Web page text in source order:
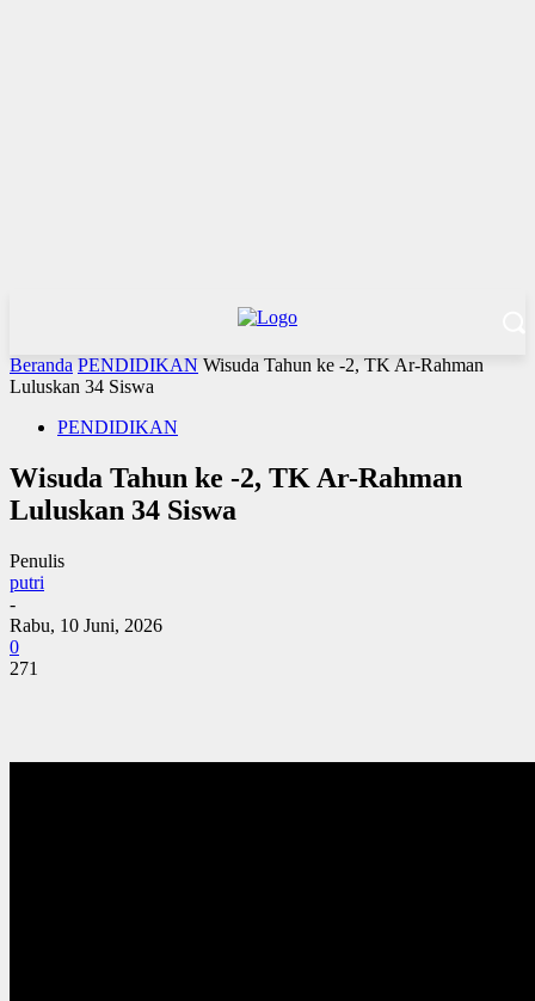
Beranda PENDIDIKAN Wisuda Tahun ke -2, TK Ar-Rahman
Luluskan 34 Siswa
PENDIDIKAN
Wisuda Tahun ke -2, TK Ar-Rahman
Luluskan 34 Siswa
Penulis
putri
-
Rabu, 10 Juni, 2026
0
271